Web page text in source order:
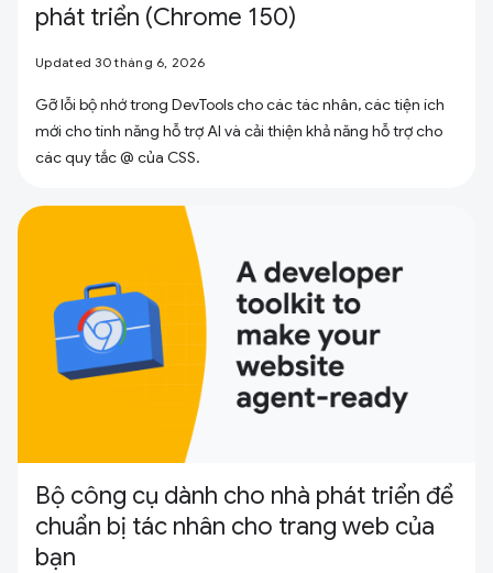
phát triển (Chrome 150)
Updated 30 tháng 6, 2026
Gỡ lỗi bộ nhớ trong DevTools cho các tác nhân, các tiện ích
mới cho tính năng hỗ trợ AI và cải thiện khả năng hỗ trợ cho
các quy tắc @ của CSS.
Bộ công cụ dành cho nhà phát triển để
chuẩn bị tác nhân cho trang web của
bạn